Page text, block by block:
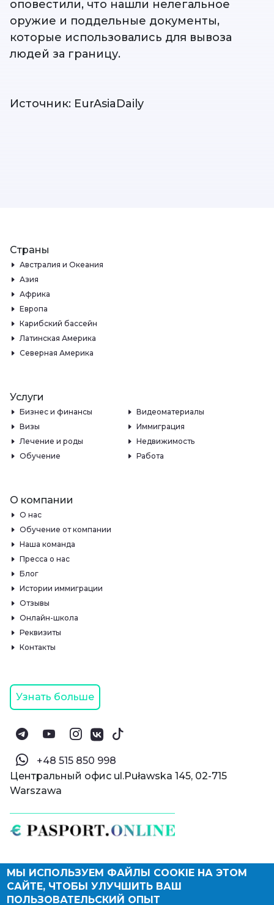
оповестили, что нашли нелегальное
оружие и поддельные документы,
которые использовались для вывоза
людей за границу.
Источник: EurAsiaDaily
© Паспорт Онлайн 2019—2026
Политика конфиденциальности
Оферта и конфиденциальность:РФ
Страны
Австралия и Океания
Азия
Африка
Европа
Карибский бассейн
Латинская Америка
Северная Америка
Услуги
Бизнес и финансы
Видеоматериалы
Визы
Иммиграция
Лечение и роды
Недвижимость
Обучение
Работа
О компании
О нас
Обучение от компании
Наша команда
Пресса о нас
Блог
Истории иммиграции
Отзывы
Онлайн-школа
Реквизиты
Контакты
Узнать больше
‪+48 515 850 998‬
Центральный офис ul.Puławska 145, 02-715
Warszawa
МЫ ИСПОЛЬЗУЕМ ФАЙЛЫ COOKIE НА ЭТОМ
САЙТЕ, ЧТОБЫ УЛУЧШИТЬ ВАШ
ПОЛЬЗОВАТЕЛЬСКИЙ ОПЫТ